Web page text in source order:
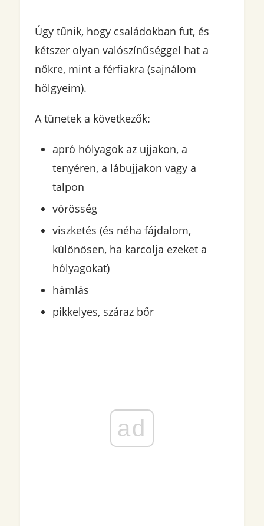
Úgy tűnik, hogy családokban fut, és
kétszer olyan valószínűséggel hat a
nőkre, mint a férfiakra (sajnálom
hölgyeim).
A tünetek a következők:
apró hólyagok az ujjakon, a
tenyéren, a lábujjakon vagy a
talpon
vörösség
viszketés (és néha fájdalom,
különösen, ha karcolja ezeket a
hólyagokat)
hámlás
pikkelyes, száraz bőr
ad